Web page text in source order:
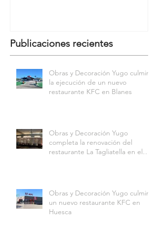
Publicaciones recientes
Obras y Decoración Yugo culmina
la ejecución de un nuevo
restaurante KFC en Blanes
Obras y Decoración Yugo
completa la renovación del
restaurante La Tagliatella en el
Obras y Decoración Yugo culmina
un nuevo restaurante KFC en
Huesca